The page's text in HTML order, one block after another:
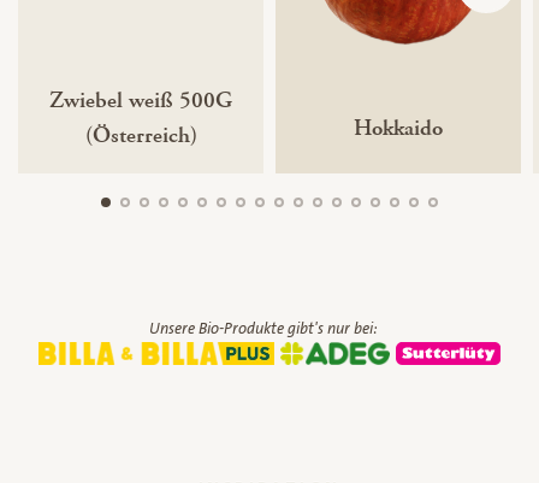
Zwiebel weiß 500G
(Österreich)
Hokkaido
Unsere Bio-Produkte gibt's nur bei: